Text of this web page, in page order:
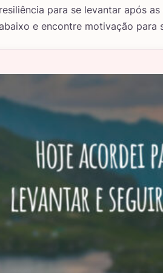
para se levantar após
e encontre motivação para